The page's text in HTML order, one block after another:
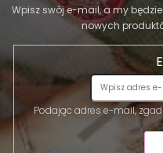
Wpisz swój e-mail, a my
nowych
Podając adres e-mail,